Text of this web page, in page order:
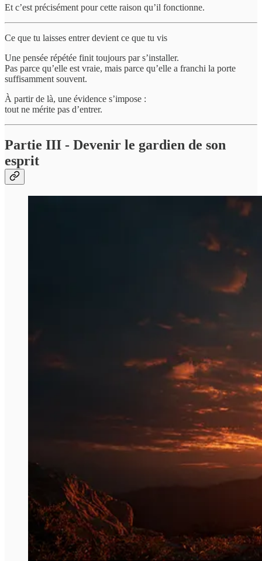
Et c’est précisément pour cette raison qu’il fonctionne.
Ce que tu laisses entrer devient ce que tu vis
Une pensée répétée finit toujours par s’installer.
Pas parce qu’elle est vraie, mais parce qu’elle a franchi la porte
suffisamment souvent.
À partir de là, une évidence s’impose :
tout ne mérite pas d’entrer.
Partie III - Devenir le gardien de son
esprit